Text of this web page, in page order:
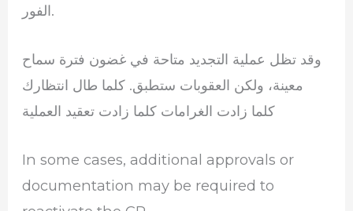
الفور.
وقد تظل عملية التجديد متاحة في غضون فترة سماح
معينة، ولكن العقوبات ستطبق. كلما طال انتظارك
كلما زادت الغرامات كلما زادت تعقيد العملية
In some cases, additional approvals or
documentation may be required to